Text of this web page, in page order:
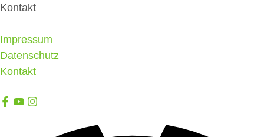
Kontakt
Impressum
Datenschutz
Kontakt